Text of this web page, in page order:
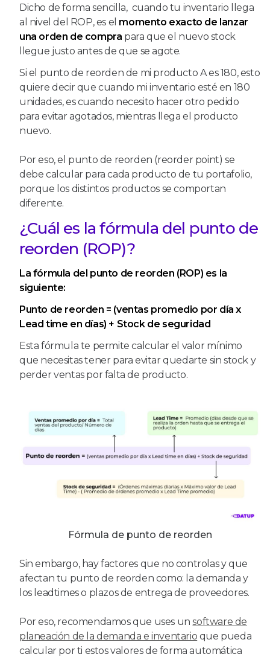
Dicho de forma sencilla, cuando tu inventario llega
al nivel del ROP, es el momento exacto de lanzar
una orden de compra para que el nuevo stock
llegue justo antes de que se agote.
Si el punto de reorden de mi producto A es 180, esto
quiere decir que cuando mi inventario esté en 180
unidades, es cuando necesito hacer otro pedido
para evitar agotados, mientras llega el producto
nuevo.
Por eso, el punto de reorden (reorder point) se
debe calcular para cada producto de tu portafolio,
porque los distintos productos se comportan
diferente.
¿Cuál es la fórmula del punto de
reorden (ROP)?
La fórmula del punto de reorden (ROP) es la
siguiente:
Punto de reorden = (ventas promedio por día x
Lead time en días) + Stock de seguridad
Esta fórmula te permite calcular el valor mínimo
que necesitas tener para evitar quedarte sin stock y
perder ventas por falta de producto.
Fórmula de punto de reorden
Sin embargo, hay factores que no controlas y que
afectan tu punto de reorden como: la demanda y
los leadtimes o plazos de entrega de proveedores.
Por eso, recomendamos que uses unsoftware de
planeación de la demanda e inventario que pueda
calcular por ti estos valores de forma automática